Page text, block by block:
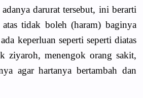
darurat tersebut, ini berarti
tidak boleh (haram) baginya
keperluan seperti seperti diatas
ziyaroh, menengok orang sakit,
agar hartanya bertambah dan